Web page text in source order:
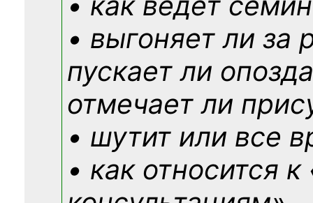
• выгоняет ли за
пускает ли
отмечает ли
• шутит или все
• как относится